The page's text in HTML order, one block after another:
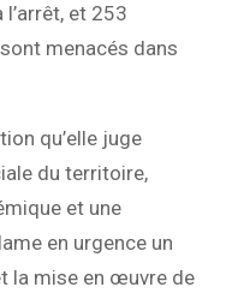
et 253
menacés dans
qu’elle juge
du territoire,
et une
en urgence un
la mise en œuvre de